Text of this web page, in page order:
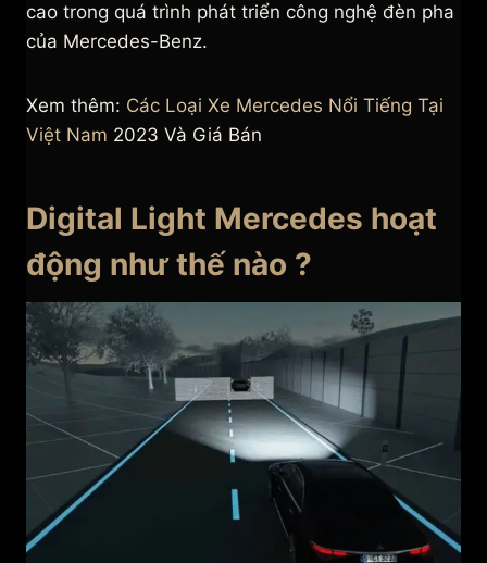
cao trong quá trình phát triển công nghệ đèn pha
của Mercedes-Benz.
Xem thêm: Các Loại Xe Mercedes Nổi Tiếng Tại
Việt Nam 2023 Và Giá Bán
Digital Light Mercedes hoạt
động như thế nào ?